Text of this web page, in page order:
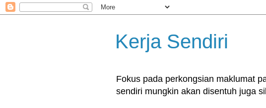
Kerja Sendiri
Fokus pada perkongsian maklumat
sendiri mungkin akan disentuh juga